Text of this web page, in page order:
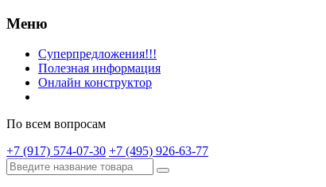
Меню
Суперпредложения!!!
Полезная информация
Онлайн конструктор
По всем вопросам
+7 (917) 574-07-30 +7 (495) 926-63-77